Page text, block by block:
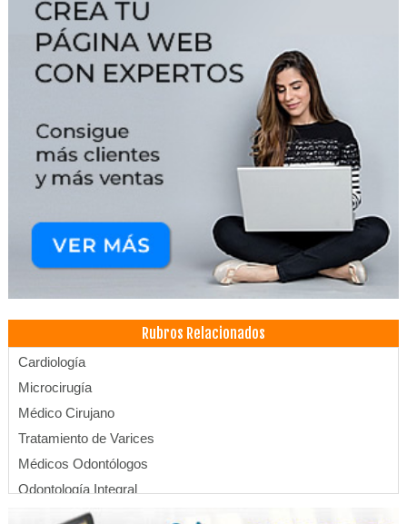
Rubros Relacionados
Cardiología
Microcirugía
Médico Cirujano
Tratamiento de Varices
Médicos Odontólogos
Odontología Integral
Ortodoncia